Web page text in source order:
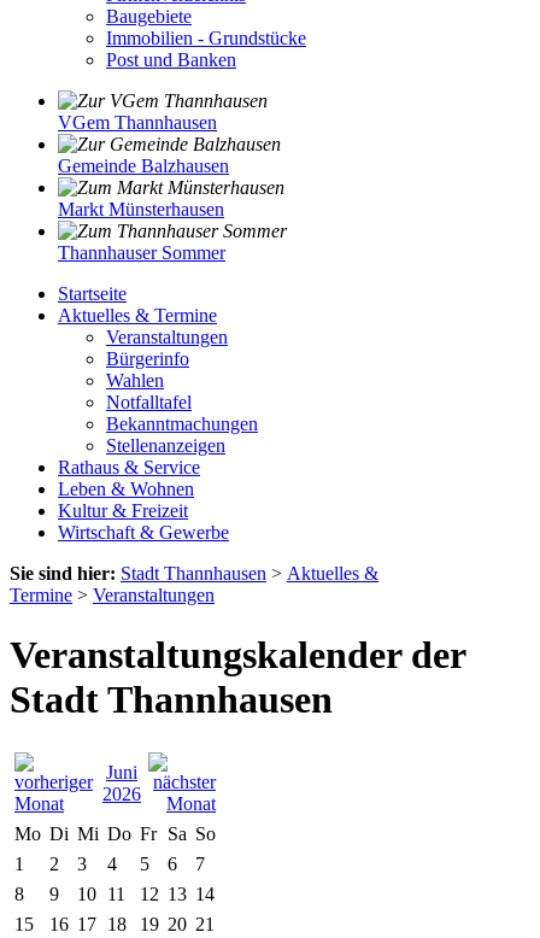
Baugebiete
Immobilien - Grundstücke
Post und Banken
VGem Thannhausen
Gemeinde Balzhausen
Markt Münsterhausen
Thannhauser Sommer
Startseite
Aktuelles & Termine
Veranstaltungen
Bürgerinfo
Wahlen
Notfalltafel
Bekanntmachungen
Stellenanzeigen
Rathaus & Service
Leben & Wohnen
Kultur & Freizeit
Wirtschaft & Gewerbe
Sie sind hier: Stadt Thannhausen > Aktuelles &
Termine > Veranstaltungen
Veranstaltungskalender der
Stadt Thannhausen
Juni
2026
Mo Di Mi Do Fr Sa So
1
2 3 4 5 6
7
8
9 10 11 12 13 14
15
16 17 18 19 20 21